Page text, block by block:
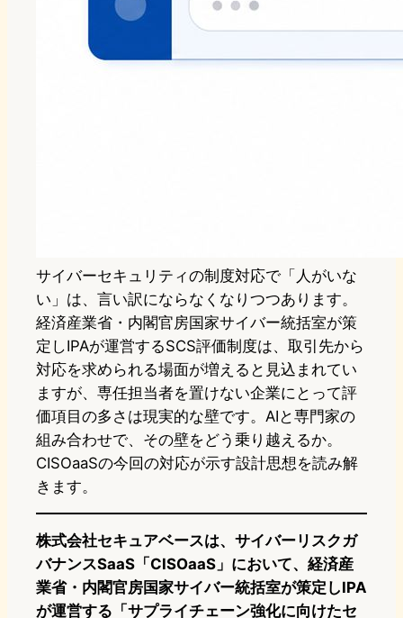
サイバーセキュリティの制度対応で「人がいな
い」は、言い訳にならなくなりつつあります。
経済産業省・内閣官房国家サイバー統括室が策
定しIPAが運営するSCS評価制度は、取引先から
対応を求められる場面が増えると見込まれてい
ますが、専任担当者を置けない企業にとって評
価項目の多さは現実的な壁です。AIと専門家の
組み合わせで、その壁をどう乗り越えるか。
CISOaaSの今回の対応が示す設計思想を読み解
きます。
株式会社セキュアベースは、サイバーリスクガ
バナンスSaaS「CISOaaS」において、経済産
業省・内閣官房国家サイバー統括室が策定しIPA
が運営する「サプライチェーン強化に向けたセ